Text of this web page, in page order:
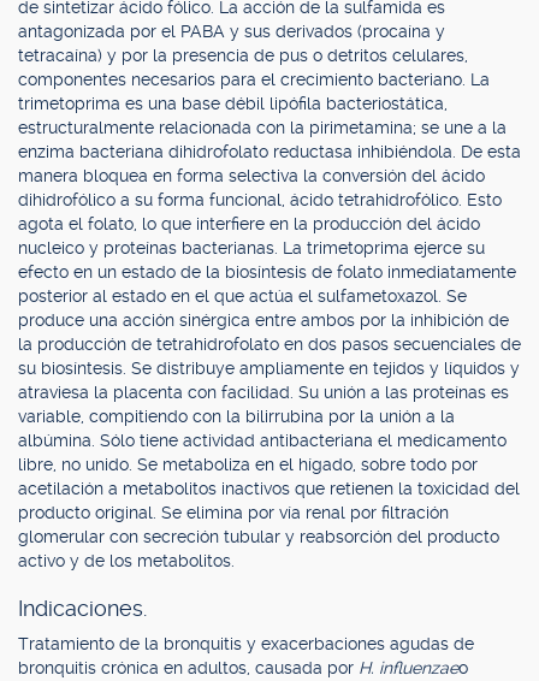
de sintetizar ácido fólico. La acción de la sulfamida es
antagonizada por el PABA y sus derivados (procaína y
tetracaína) y por la presencia de pus o detritos celulares,
componentes necesarios para el crecimiento bacteriano. La
trimetoprima es una base débil lipófila bacteriostática,
estructuralmente relacionada con la pirimetamina; se une a la
enzima bacteriana dihidrofolato reductasa inhibiéndola. De esta
manera bloquea en forma selectiva la conversión del ácido
dihidrofólico a su forma funcional, ácido tetrahidrofólico. Esto
agota el folato, lo que interfiere en la producción del ácido
nucleico y proteínas bacterianas. La trimetoprima ejerce su
efecto en un estado de la biosíntesis de folato inmediatamente
posterior al estado en el que actúa el sulfametoxazol. Se
produce una acción sinérgica entre ambos por la inhibición de
la producción de tetrahidrofolato en dos pasos secuenciales de
su biosíntesis. Se distribuye ampliamente en tejidos y líquidos y
atraviesa la placenta con facilidad. Su unión a las proteínas es
variable, compitiendo con la bilirrubina por la unión a la
albúmina. Sólo tiene actividad antibacteriana el medicamento
libre, no unido. Se metaboliza en el hígado, sobre todo por
acetilación a metabolitos inactivos que retienen la toxicidad del
producto original. Se elimina por vía renal por filtración
glomerular con secreción tubular y reabsorción del producto
activo y de los metabolitos.
Indicaciones.
Tratamiento de la bronquitis y exacerbaciones agudas de
bronquitis crónica en adultos, causada por H. influenzaeo